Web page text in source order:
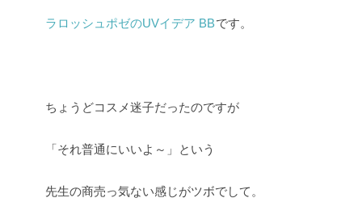
ラロッシュポゼのUVイデア BBです。
ちょうどコスメ迷子だったのですが
「それ普通にいいよ～」という
先生の商売っ気ない感じがツボでして。